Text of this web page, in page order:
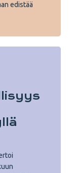
edistää